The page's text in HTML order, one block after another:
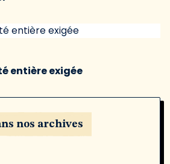
entière exigée
nos archives